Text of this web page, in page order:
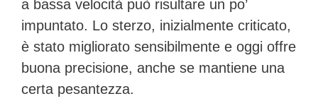
a bassa velocità può risultare un po’
impuntato. Lo sterzo, inizialmente criticato,
è stato migliorato sensibilmente e oggi offre
buona precisione, anche se mantiene una
certa pesantezza.